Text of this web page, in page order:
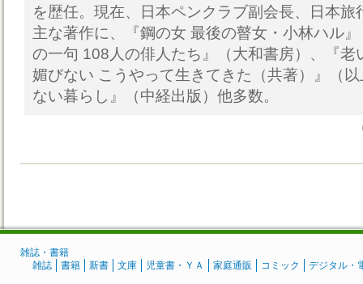
を歴任。現在、日本ペンクラブ副会長、日本旅
主な著作に、『鋼の女 最後の瞽女・小林ハル
の一句 108人の俳人たち』（大和書房）、『老
媚びない こうやって生きてきた（共著）』（
ない暮らし』（中経出版）他多数。
雑誌・書籍
雑誌
書籍 新書 文庫 児童書・ＹＡ 家庭通販 コミック デジタル・